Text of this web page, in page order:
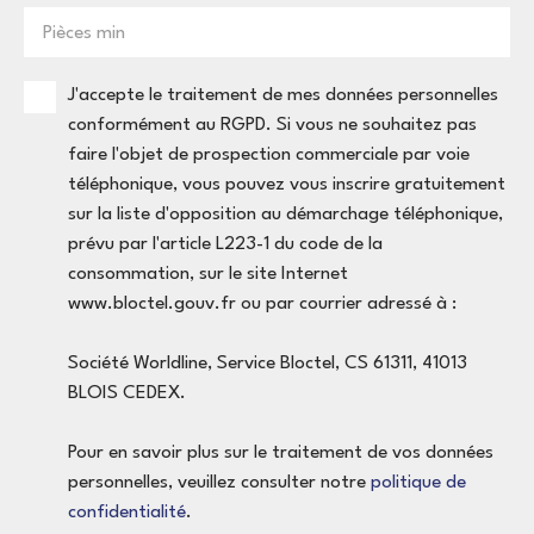
charges sont d’environ 175,02 €/mois, et la taxe
109 lots et une procédure est en cours (malfaçon
contre le promoteur), élément transparence à
intégrer dans votre décision. Vous voulez un dernier
étage qui valorise votre quotidien, votre image, et
votre projet ? Alors ce appartement T4 dernier
étage Bonneville mérite une visite. Contactez-moi
pour recevoir le dossier complet et organiser un
rendez-vous.
Pièces min
J'accepte le traitement de mes données personnelles
conformément au RGPD. Si vous ne souhaitez pas
faire l'objet de prospection commerciale par voie
téléphonique, vous pouvez vous inscrire gratuitement
sur la liste d'opposition au démarchage téléphonique,
prévu par l'article L223-1 du code de la
consommation, sur le site Internet
www.bloctel.gouv.fr ou par courrier adressé à :
Société Worldline, Service Bloctel, CS 61311, 41013
BLOIS CEDEX.
Pour en savoir plus sur le traitement de vos données
personnelles, veuillez consulter notre politique de
confidentialité.